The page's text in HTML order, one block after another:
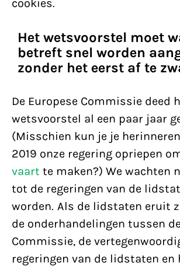
cookies.
Het wetsvoorstel moet
betreft snel worden
zonder het eerst af te
De Europese Commissie deed
wetsvoorstel al een paar jaar
(Misschien kun je je
2019 onze regering opriepen
vaart te maken?) We wachten
tot de regeringen van de
worden. Als de lidstaten eruit
de onderhandelingen tussen
Commissie, de
regeringen van de lidstaten en